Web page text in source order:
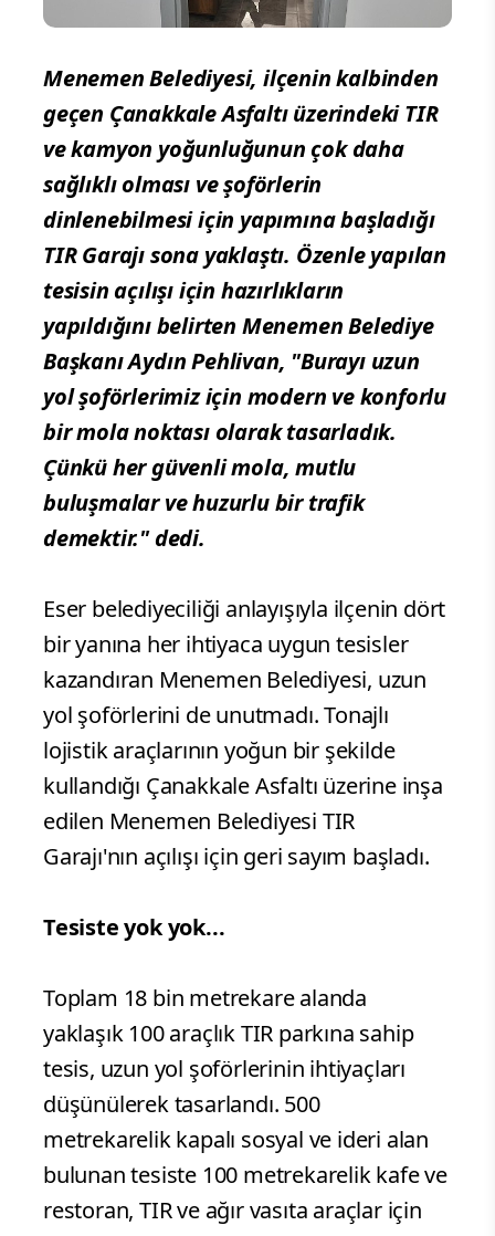
Menemen Belediyesi, ilçenin kalbinden
geçen Çanakkale Asfaltı üzerindeki TIR
ve kamyon yoğunluğunun çok daha
sağlıklı olması ve şoförlerin
dinlenebilmesi için yapımına başladığı
TIR Garajı sona yaklaştı. Özenle yapılan
tesisin açılışı için hazırlıkların
yapıldığını belirten Menemen Belediye
Başkanı Aydın Pehlivan, "Burayı uzun
yol şoförlerimiz için modern ve konforlu
bir mola noktası olarak tasarladık.
Çünkü her güvenli mola, mutlu
buluşmalar ve huzurlu bir trafik
demektir." dedi.
Eser belediyeciliği anlayışıyla ilçenin dört
bir yanına her ihtiyaca uygun tesisler
kazandıran Menemen Belediyesi, uzun
yol şoförlerini de unutmadı. Tonajlı
lojistik araçlarının yoğun bir şekilde
kullandığı Çanakkale Asfaltı üzerine inşa
edilen Menemen Belediyesi TIR
Garajı'nın açılışı için geri sayım başladı.
Tesiste yok yok...
Toplam 18 bin metrekare alanda
yaklaşık 100 araçlık TIR parkına sahip
tesis, uzun yol şoförlerinin ihtiyaçları
düşünülerek tasarlandı. 500
metrekarelik kapalı sosyal ve ideri alan
bulunan tesiste 100 metrekarelik kafe ve
restoran, TIR ve ağır vasıta araçlar için